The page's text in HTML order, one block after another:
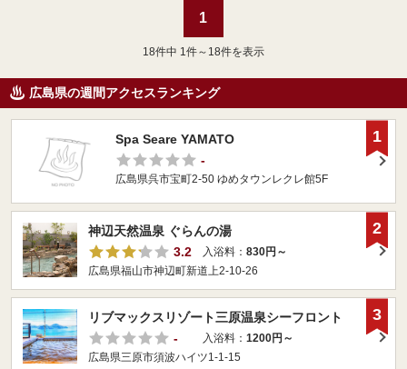
1
18件中 1件～18件を表示
広島県の週間アクセスランキング
Spa Seare YAMATO
-
広島県呉市宝町2-50 ゆめタウンレクレ館5F
1
神辺天然温泉 ぐらんの湯
3.2
入浴料： 830円～
広島県福山市神辺町新道上2-10-26
2
リブマックスリゾート三原温泉シーフロント
-
入浴料： 1200円～
広島県三原市須波ハイツ1-1-15
3